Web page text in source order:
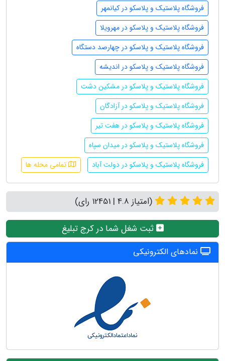
فروشگاه پلاستیک و پلاسکو در کیانمهر
فروشگاه پلاستیک و پلاسکو در مهرویلا
فروشگاه پلاستیک و پلاسکو در چهارصد دستگاه
فروشگاه پلاستیک و پلاسکو در اندیشه
فروشگاه پلاستیک و پلاسکو در مشکین دشت
فروشگاه پلاستیک و پلاسکو در آزادگان
فروشگاه پلاستیک و پلاسکو در هفت تیر
فروشگاه پلاستیک و پلاسکو در میدان سپاه
فروشگاه پلاستیک و پلاسکو در دولت آباد
تمامی محله ها
(امتیاز 4.8 | 12451 رای)
ثبت شغل شما در کرج تبلیغ
نمادهای الکترونیکی